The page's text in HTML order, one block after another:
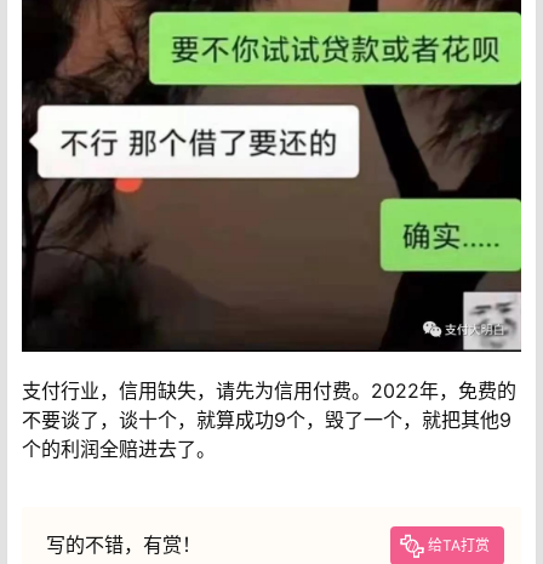
支付行业，信用缺失，请先为信用付费。2022年，免费的
不要谈了，谈十个，就算成功9个，毁了一个，就把其他9
个的利润全赔进去了。
写的不错，有赏！ 给TA打赏